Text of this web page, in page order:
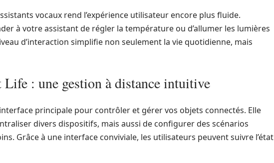
vocaux rend l’expérience utilisateur encore plus fluide.
à votre assistant de régler la température ou d’allumer les lumières
d’interaction simplifie non seulement la vie quotidienne, mais
: une gestion à distance intuitive
principale pour contrôler et gérer vos objets connectés. Elle
divers dispositifs, mais aussi de configurer des scénarios
Grâce à une interface conviviale, les utilisateurs peuvent suivre l’état